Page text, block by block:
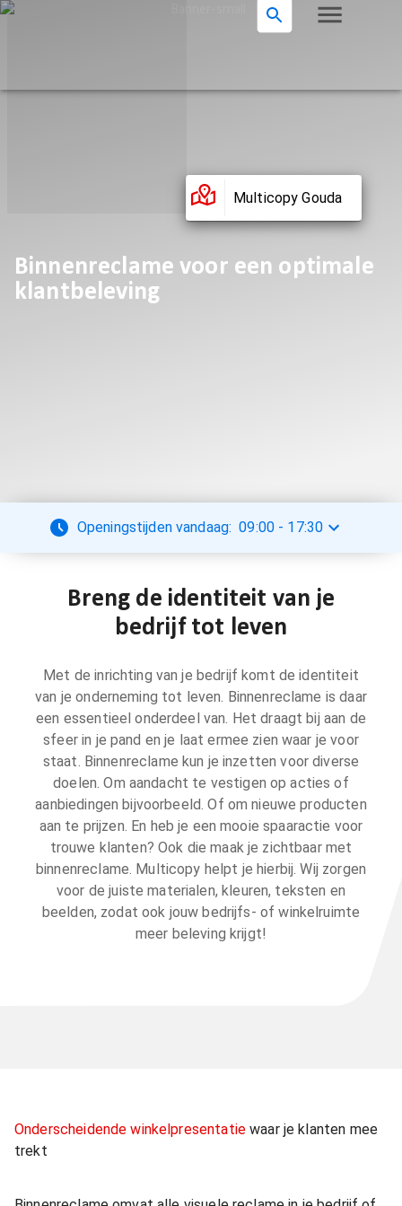
Multicopy Gouda
Binnenreclame voor een optimale
klantbeleving
Openingstijden vandaag: 09:00 - 17:30
Breng de identiteit van je
bedrijf tot leven
Met de inrichting van je bedrijf komt de identiteit
van je onderneming tot leven. Binnenreclame is daar
een essentieel onderdeel van. Het draagt bij aan de
sfeer in je pand en je laat ermee zien waar je voor
staat. Binnenreclame kun je inzetten voor diverse
doelen. Om aandacht te vestigen op acties of
aanbiedingen bijvoorbeeld. Of om nieuwe producten
aan te prijzen. En heb je een mooie spaaractie voor
trouwe klanten? Ook die maak je zichtbaar met
binnenreclame. Multicopy helpt je hierbij. Wij zorgen
voor de juiste materialen, kleuren, teksten en
beelden, zodat ook jouw bedrijfs- of winkelruimte
meer beleving krijgt!
Onderscheidende winkelpresentatiewaar je klanten mee
trekt